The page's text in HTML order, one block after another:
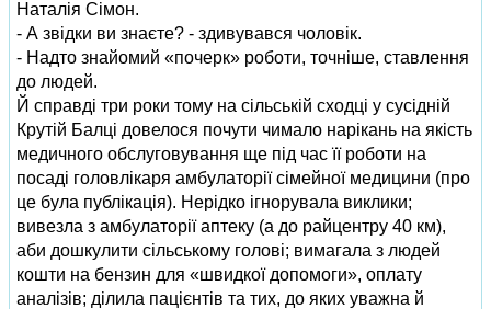
Наталія Сімон.
- А звідки ви знаєте? - здивувався чоловік.
- Надто знайомий «почерк» роботи, точніше, ставлення
до людей.
Й справді три роки тому на сільській сходці у сусідній
Крутій Балці довелося почути чимало нарікань на якість
медичного обслуговування ще під час її роботи на
посаді головлікаря амбулаторії сімейної медицини (про
це була публікація). Нерідко ігнорувала виклики;
вивезла з амбулаторії аптеку (а до райцентру 40 км),
аби дошкулити сільському голові; вимагала з людей
кошти на бензин для «швидкої допомоги», оплату
аналізів; ділила пацієнтів та тих, до яких уважна й